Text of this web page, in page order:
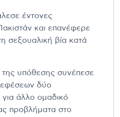
έντονες
και επανέφερε
σεξουαλική βία κατά
της υπόθεσης συνέπεσε
δύο
άλλο ομαδικό
προβλήματα στο